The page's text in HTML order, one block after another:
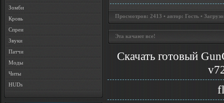
Зомби
Кровь
Спреи
Звуки
Патчи
Моды
Читы
HUDs
Просмотров: 2413 • автор: Гость •
Эта качают все!
Скачать готовый